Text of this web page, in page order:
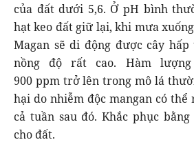
của đất dưới 5,6. Ở pH bình
hạt keo đất giữ lại, khi mưa
Magan sẽ di động được cây
nồng độ rất cao. Hàm
900 ppm trở lên trong mô lá
hại do nhiễm độc mangan có thể
cả tuần sau đó. Khắc phục
cho đất.